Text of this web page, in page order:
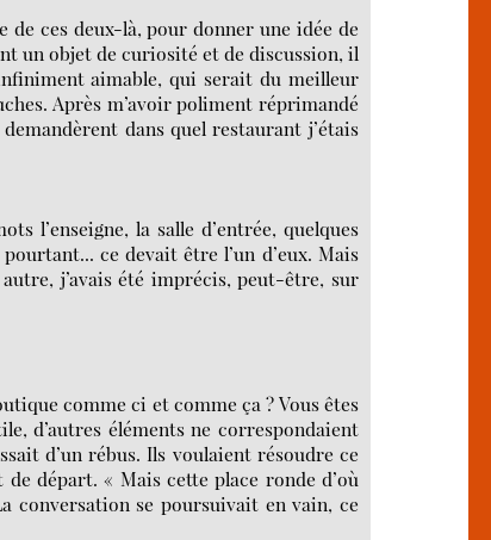
ces deux-là, pour donner une idée de
un objet de curiosité et de discussion, il
aimable, qui serait du meilleur
Après m’avoir poliment réprimandé
dans quel restaurant j’étais
l’enseigne, la salle d’entrée, quelques
ce devait être l’un d’eux. Mais
j’avais été imprécis, peut-être, sur
comme ci et comme ça ? Vous êtes
d’autres éléments ne correspondaient
d’un rébus. Ils voulaient résoudre ce
départ. « Mais cette place ronde d’où
conversation se poursuivait en vain, ce